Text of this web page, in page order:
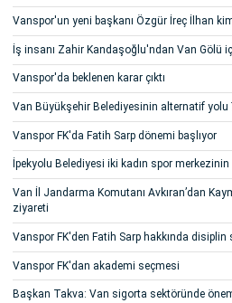
Vanspor'un yeni başkanı Özgür İreç İlhan
İş insanı Zahir Kandaşoğlu'ndan Van Gölü
Vanspor'da beklenen karar çıktı
Van Büyükşehir Belediyesinin alternatif yolu
Vanspor FK'da Fatih Sarp dönemi başlıyor
İpekyolu Belediyesi iki kadın spor merkezinin
Van İl Jandarma Komutanı Avkıran’dan
ziyareti
Vanspor FK'den Fatih Sarp hakkında disiplin
Vanspor FK'dan akademi seçmesi
Başkan Takva: Van sigorta sektöründe